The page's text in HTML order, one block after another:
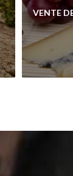
VENTE